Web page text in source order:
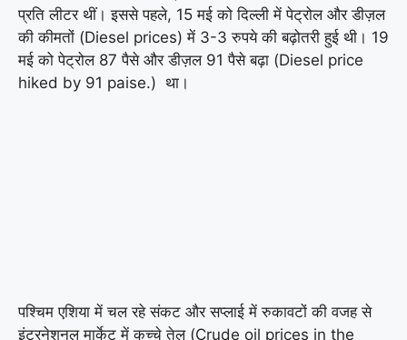
प्रति लीटर थीं। इससे पहले, 15 मई को दिल्ली में पेट्रोल और डीज़ल
की कीमतों (Diesel prices) में 3-3 रुपये की बढ़ोतरी हुई थी। 19
मई को पेट्रोल 87 पैसे और डीज़ल 91 पैसे बढ़ा (Diesel price
hiked by 91 paise.) था।
पश्चिम एशिया में चल रहे संकट और सप्लाई में रुकावटों की वजह से
इंटरनेशनल मार्केट में कच्चे तेल (Crude oil prices in the